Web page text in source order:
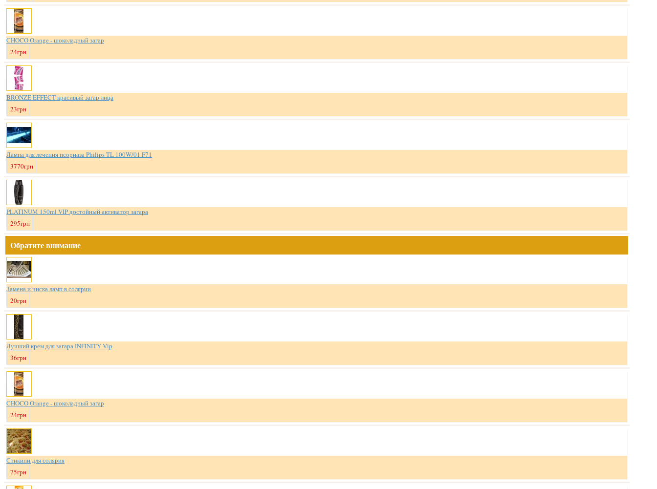
CHOCO Orange - шоколадный загар
24грн
BRONZE EFFECT красивый загар лица
23грн
Лампа для лечения псориаза Philips TL 100W/01 F71
3770грн
PLATINUM 150ml VIP достойный активатор загара
295грн
Обратите внимание
Замена и чиска ламп в солярии
20грн
Лучший крем для загара INFINITY Vip
36грн
CHOCO Orange - шоколадный загар
24грн
Стикини для солярия
75грн